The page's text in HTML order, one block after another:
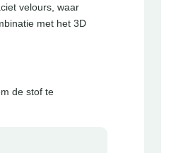
velours, waar
met het 3D
de stof te